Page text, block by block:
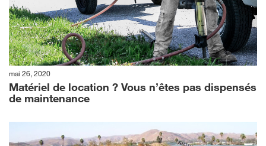
mai 26, 2020
Matériel de location ? Vous n’êtes pas dispensés
de maintenance